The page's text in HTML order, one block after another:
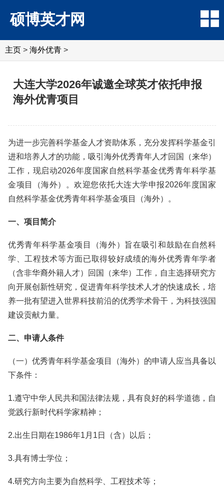
硕博英才网
主页 > 海外优青 >
大连大学2026年诚邀全球英才依托申报
海外优青项目
为进一步完善科学基金人才资助体系，充分发挥科学基金引
进和培养人才的功能，吸引海外优秀青年人才回国（来华）
工作，现启动2026年度国家自然科学基金优秀青年科学基
金项目（海外）。欢迎您依托大连大学申报2026年度国家
自然科学基金优秀青年科学基金项目（海外）。
一、项目简介
优秀青年科学基金项目（海外）旨在吸引和鼓励在自然科
学、工程技术等方面已取得较好成绩的海外优秀青年学者
（含非华裔外籍人才）回国（来华）工作，自主选择研究方
向开展创新性研究，促进青年科学技术人才的快速成长，培
养一批有望进入世界科技前沿的优秀学术骨干，为科技强国
建设贡献力量。
二、申请人条件
（一）优秀青年科学基金项目（海外）的申请人应当具备以
下条件：
1.遵守中华人民共和国法律法规，具有良好的科学道德，自
觉践行新时代科学家精神；
2.出生日期在1986年1月1日（含）以后；
3.具有博士学位；
4.研究方向主要为自然科学、工程技术等；